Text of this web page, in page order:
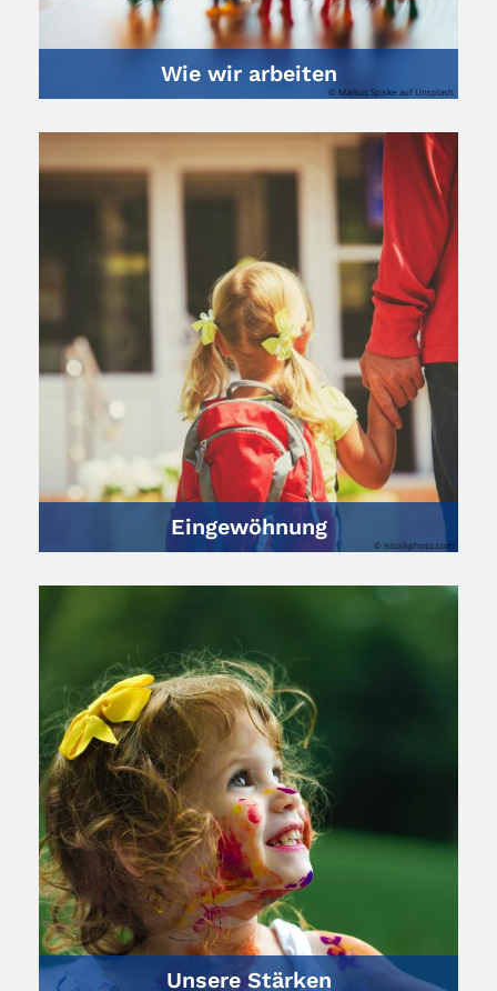
Wie wir arbeiten
© Markus Spiske auf Unsplash
Eingewöhnung
© istockphoto.com
Unsere Stärken